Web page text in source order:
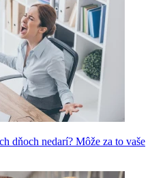
dňoch nedarí? Môže za to vaše